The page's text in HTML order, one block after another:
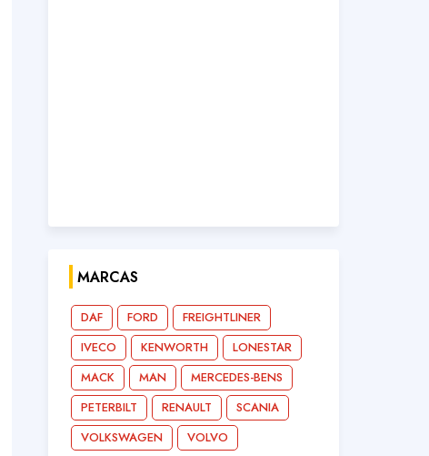
MARCAS
DAF FORD
FREIGHTLINER
IVECO
KENWORTH
LONESTAR
MACK
MAN
MERCEDES-BENS
PETERBILT
RENAULT
SCANIA
VOLKSWAGEN
VOLVO